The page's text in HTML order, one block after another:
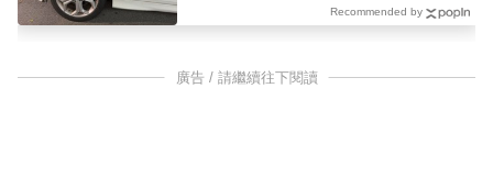
Recommended by
廣告 / 請繼續往下閱讀